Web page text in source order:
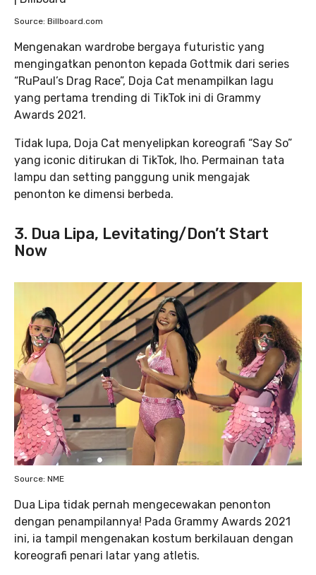
Source: Billboard.com
Mengenakan wardrobe bergaya futuristic yang
mengingatkan penonton kepada Gottmik dari series
“RuPaul’s Drag Race”, Doja Cat menampilkan lagu
yang pertama trending di TikTok ini di Grammy
Awards 2021.
Tidak lupa, Doja Cat menyelipkan koreografi “Say So”
yang iconic ditirukan di TikTok, lho. Permainan tata
lampu dan setting panggung unik mengajak
penonton ke dimensi berbeda.
3. Dua Lipa, Levitating/Don’t Start
Now
Source: NME
Dua Lipa tidak pernah mengecewakan penonton
dengan penampilannya! Pada Grammy Awards 2021
ini, ia tampil mengenakan kostum berkilauan dengan
koreografi penari latar yang atletis.